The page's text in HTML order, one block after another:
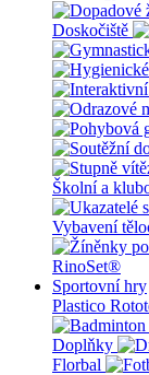
Doskočiště
Školní a
Vybavení
RinoSet®
Sportovní hry
Plastico
Doplňky
Florbal